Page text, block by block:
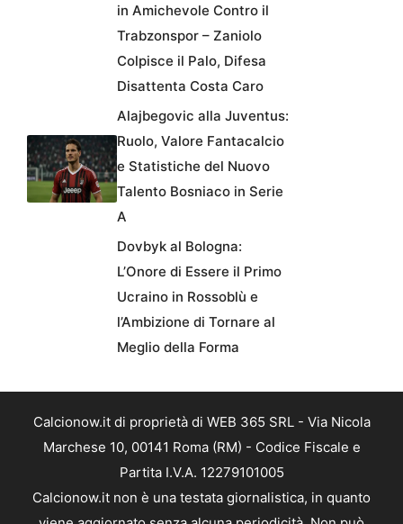
in Amichevole Contro il
Trabzonspor – Zaniolo
Colpisce il Palo, Difesa
Disattenta Costa Caro
Alajbegovic alla Juventus:
Ruolo, Valore Fantacalcio
e Statistiche del Nuovo
Talento Bosniaco in Serie
A
Dovbyk al Bologna:
L’Onore di Essere il Primo
Ucraino in Rossoblù e
l’Ambizione di Tornare al
Meglio della Forma
Calcionow.it di proprietà di WEB 365 SRL - Via Nicola
Marchese 10, 00141 Roma (RM) - Codice Fiscale e
Partita I.V.A. 12279101005
Calcionow.it non è una testata giornalistica, in quanto